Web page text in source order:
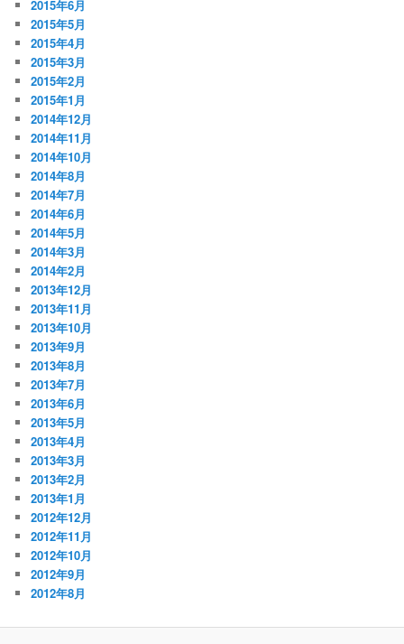
2015年6月
2015年5月
2015年4月
2015年3月
2015年2月
2015年1月
2014年12月
2014年11月
2014年10月
2014年8月
2014年7月
2014年6月
2014年5月
2014年3月
2014年2月
2013年12月
2013年11月
2013年10月
2013年9月
2013年8月
2013年7月
2013年6月
2013年5月
2013年4月
2013年3月
2013年2月
2013年1月
2012年12月
2012年11月
2012年10月
2012年9月
2012年8月